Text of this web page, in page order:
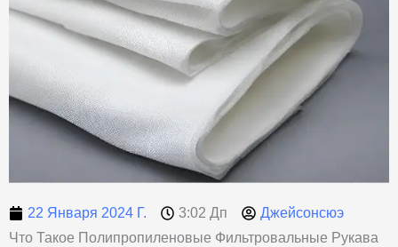
22 Января 2024 Г. 3:02 Дп
Джейсонсюэ
Что Такое Полипропиленовые Фильтровальные Рукава